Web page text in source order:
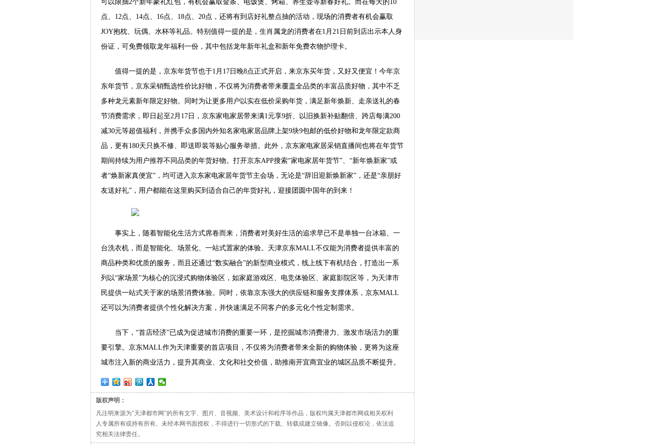
可以限抽2个新年豪礼红包，有机会赢取金条、电饭煲、烤箱、养生壶等新春好礼。而在每天的10
点、12点、14点、16点、18点、20点，还将有到店好礼整点抽的活动，现场的消费者有机会赢取
JOY抱枕、玩偶、水杯等礼品。特别值得一提的是，生肖属龙的消费者在1月21日前到店出示本人身
份证，可免费领取龙年福利一份，其中包括龙年新年礼盒和新年免费衣物护理卡。
值得一提的是，京东年货节也于1月17日晚8点正式开启，来京东买年货，又好又便宜！今年京
东年货节，京东采销甄选性价比好物，不仅将为消费者带来覆盖全品类的丰富品质好物，其中不乏
多种龙元素新年限定好物。同时为让更多用户以实在低价采购年货，满足新年焕新、走亲送礼的春
节消费需求，即日起至2月17日，京东家电家居带来满1元享9折、以旧换新补贴翻倍、跨店每满200
减30元等超值福利，并携手众多国内外知名家电家居品牌上架9块9包邮的低价好物和龙年限定款商
品，更有180天只换不修、即送即装等贴心服务举措。此外，京东家电家居采销直播间也将在年货节
期间持续为用户推荐不同品类的年货好物。打开京东APP搜索“家电家居年货节”、“新年焕新家”或
者“焕新家真便宜”，均可进入京东家电家居年货节主会场，无论是“辞旧迎新焕新家”，还是“亲朋好
友送好礼”，用户都能在这里购买到适合自己的年货好礼，迎接团圆中国年的到来！
事实上，随着智能化生活方式席卷而来，消费者对美好生活的追求早已不是单独一台冰箱、一
台洗衣机，而是智能化、场景化、一站式置家的体验。天津京东MALL不仅能为消费者提供丰富的
商品种类和优质的服务，而且还通过“数实融合”的新型商业模式，线上线下有机结合，打造出一系
列以“家场景”为核心的沉浸式购物体验区，如家庭游戏区、电竞体验区、家庭影院区等，为天津市
民提供一站式关于家的场景消费体验。同时，依靠京东强大的供应链和服务支撑体系，京东MALL
还可以为消费者提供个性化解决方案，并快速满足不同客户的多元化个性定制需求。
当下，“首店经济”已成为促进城市消费的重要一环，是挖掘城市消费潜力、激发市场活力的重
要引擎。京东MALL作为天津重要的首店项目，不仅将为消费者带来全新的购物体验，更将为这座
城市注入新的商业活力，提升其商业、文化和社交价值，助推南开宜商宜业的城区品质不断提升。
版权声明：
凡注明来源为"天津都市网"的所有文字、图片、音视频、美术设计和程序等作品，版权均属天津都市网或相关权利
人专属所有或持有所有。未经本网书面授权，不得进行一切形式的下载、转载或建立镜像。否则以侵权论，依法追
究相关法律责任。